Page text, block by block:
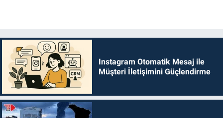
Instagram Otomatik Mesaj ile
Müşteri İletişimini Güçlendirme